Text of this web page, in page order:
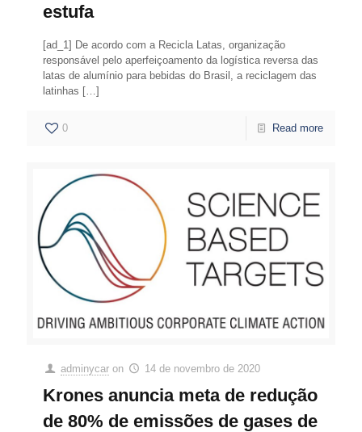
estufa
[ad_1] De acordo com a Recicla Latas, organização
responsável pelo aperfeiçoamento da logística reversa das
latas de alumínio para bebidas do Brasil, a reciclagem das
latinhas […]
0 Read more
adminycar on 14 de novembro de 2020
Krones anuncia meta de redução
de 80% de emissões de gases de